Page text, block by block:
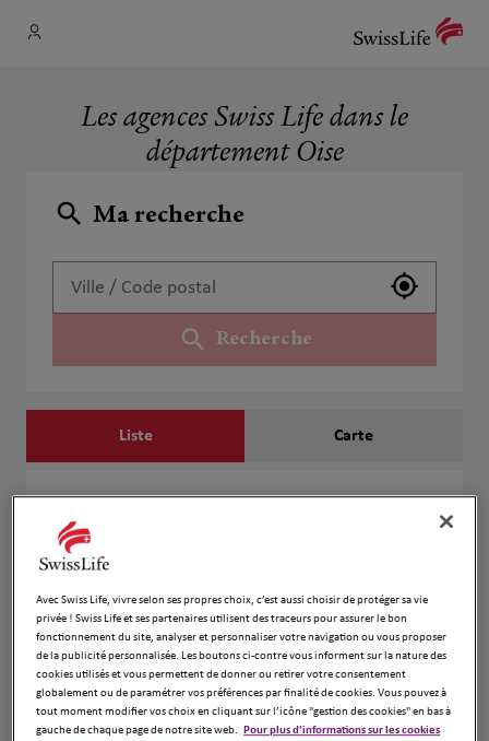
Les agences Swiss Life dans le
département Oise
Ma recherche
Utiliser
Recherche
Liste Carte
Numéro
Voir plus
Avec Swiss Life, vivre selon ses propres choix, c’est aussi choisir de protéger sa vie
privée ! Swiss Life et ses partenaires utilisent des traceurs pour assurer le bon
fonctionnement du site, analyser et personnaliser votre navigation ou vous proposer
de la publicité personnalisée. Les boutons ci-contre vous informent sur la nature des
cookies utilisés et vous permettent de donner ou retirer votre consentement
globalement ou de paramétrer vos préférences par finalité de cookies. Vous pouvez à
tout moment modifier vos choix en cliquant sur l’icône "gestion des cookies" en bas à
gauche de chaque page de notre site web. Pour plus d'informations sur les cookies